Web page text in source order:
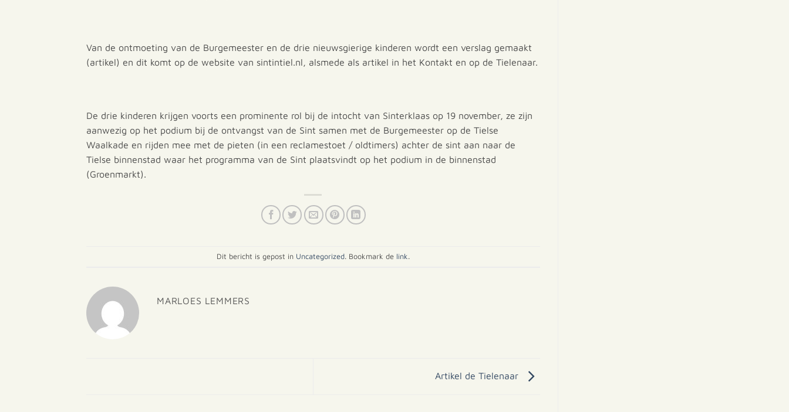
Van de ontmoeting van de Burgemeester en de drie nieuwsgierige kinderen wordt een verslag gemaakt
(artikel) en dit komt op de website van sintintiel.nl, alsmede als artikel in het Kontakt en op de Tielenaar.
De drie kinderen krijgen voorts een prominente rol bij de intocht van Sinterklaas op 19 november, ze zijn
aanwezig op het podium bij de ontvangst van de Sint samen met de Burgemeester op de Tielse
Waalkade en rijden mee met de pieten (in een reclamestoet / oldtimers) achter de sint aan naar de
Tielse binnenstad waar het programma van de Sint plaatsvindt op het podium in de binnenstad
(Groenmarkt).
Dit bericht is gepost in Uncategorized. Bookmark de link.
MARLOES LEMMERS
Artikel de Tielenaar